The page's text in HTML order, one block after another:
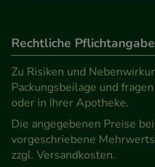
Rechtliche
Zu Risiken und
Packungsbeilage und
oder in Ihrer Apotheke.
Die angegebenen Preise
vorgeschriebene
zzgl. Versandkosten.